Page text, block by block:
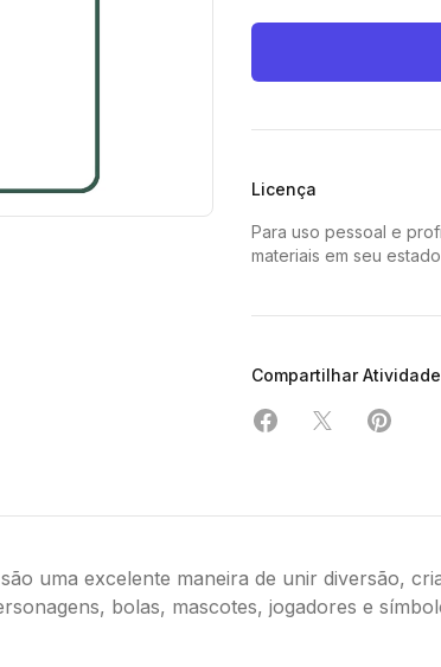
Licença
Para uso pessoal e
materiais em seu
Compartilhar Atividade
Compartilhar em
Compartilhar
uma excelente maneira de unir diversão,
bolas, mascotes, jogadores e